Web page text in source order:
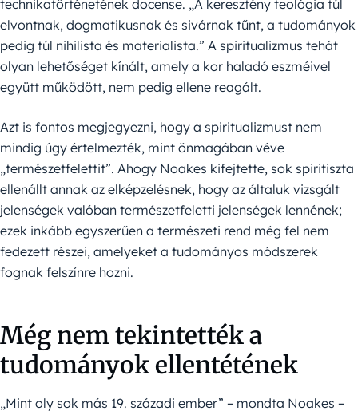
technikatörténetének docense. „A keresztény teológia túl
elvontnak, dogmatikusnak és sivárnak tűnt, a tudományok
pedig túl nihilista és materialista.” A spiritualizmus tehát
olyan lehetőséget kínált, amely a kor haladó eszméivel
együtt működött, nem pedig ellene reagált.
Azt is fontos megjegyezni, hogy a spiritualizmust nem
mindig úgy értelmezték, mint önmagában véve
„természetfelettit”. Ahogy Noakes kifejtette, sok spiritiszta
ellenállt annak az elképzelésnek, hogy az általuk vizsgált
jelenségek valóban természetfeletti jelenségek lennének;
ezek inkább egyszerűen a természeti rend még fel nem
fedezett részei, amelyeket a tudományos módszerek
fognak felszínre hozni.
Még nem tekintették a
tudományok ellentétének
„Mint oly sok más 19. századi ember” – mondta Noakes –